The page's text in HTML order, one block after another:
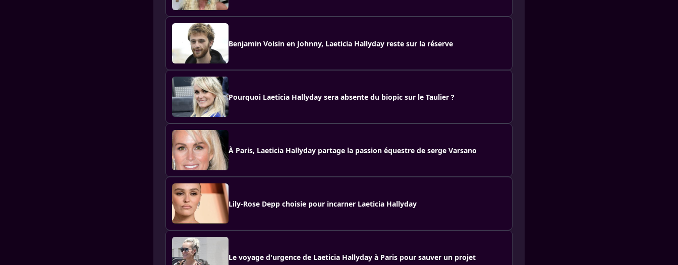
Benjamin Voisin en Johnny, Laeticia Hallyday reste sur la réserve
Pourquoi Laeticia Hallyday sera absente du biopic sur le Taulier ?
À Paris, Laeticia Hallyday partage la passion équestre de serge Varsano
Lily-Rose Depp choisie pour incarner Laeticia Hallyday
Le voyage d'urgence de Laeticia Hallyday à Paris pour sauver un projet